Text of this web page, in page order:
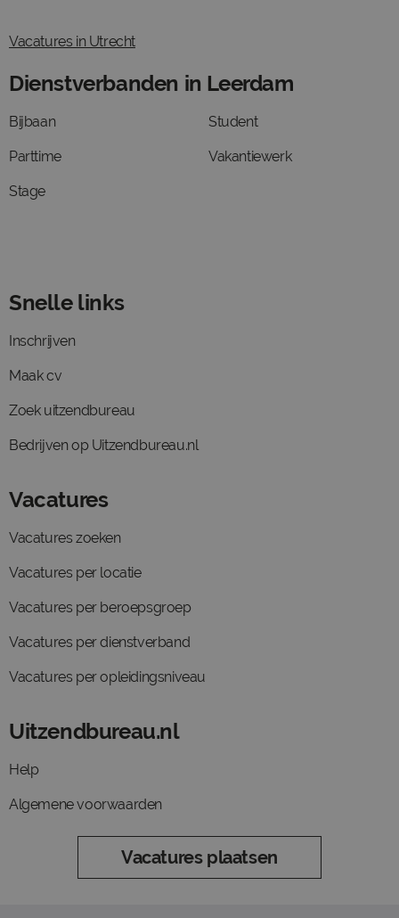
Vacatures in Utrecht
Dienstverbanden in Leerdam
Bijbaan
Parttime
Stage
Student
Vakantiewerk
Snelle links
Inschrijven
Maak cv
Zoek uitzendbureau
Bedrijven op Uitzendbureau.nl
Vacatures
Vacatures zoeken
Vacatures per locatie
Vacatures per beroepsgroep
Vacatures per dienstverband
Vacatures per opleidingsniveau
Uitzendbureau.nl
Help
Algemene voorwaarden
Vacatures plaatsen